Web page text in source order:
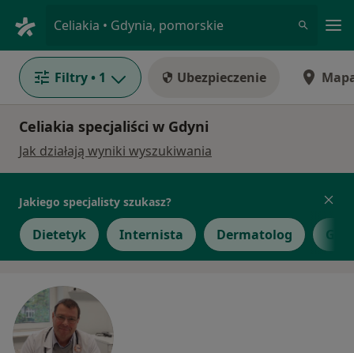
Celiakia • Gdynia, pomorskie
Filtry • 1 Ubezpieczenie
Celiakia specjaliści w Gdyni
Jak działają wyniki wyszukiwania
Jakiego specjalisty szukasz?
Dietetyk Internista Dermatolog